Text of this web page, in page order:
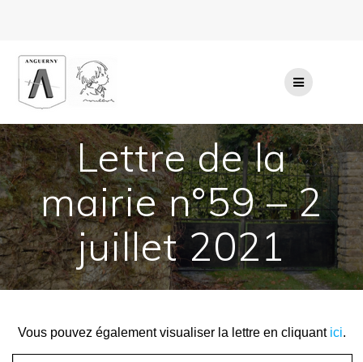
Lettre de la
mairie n°59 – 2
juillet 2021
Vous pouvez également visualiser la lettre en cliquant ici.